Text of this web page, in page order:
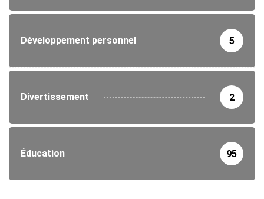
Développement personnel 5
Divertissement 2
Éducation 95